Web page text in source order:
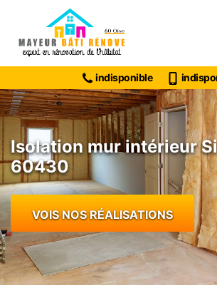
indisponible
Isolation mur intérieur
60430
VOIS NOS RÉALISATIONS